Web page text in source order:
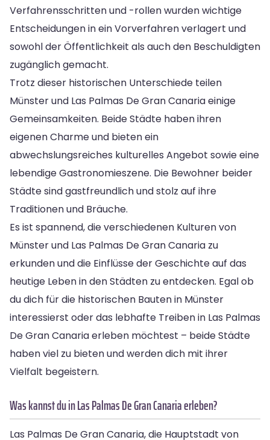
Verfahrensschritten und -rollen wurden wichtige
Entscheidungen in ein Vorverfahren verlagert und
sowohl der Öffentlichkeit als auch den Beschuldigten
zugänglich gemacht.
Trotz dieser historischen Unterschiede teilen
Münster und Las Palmas De Gran Canaria einige
Gemeinsamkeiten. Beide Städte haben ihren
eigenen Charme und bieten ein
abwechslungsreiches kulturelles Angebot sowie eine
lebendige Gastronomieszene. Die Bewohner beider
Städte sind gastfreundlich und stolz auf ihre
Traditionen und Bräuche.
Es ist spannend, die verschiedenen Kulturen von
Münster und Las Palmas De Gran Canaria zu
erkunden und die Einflüsse der Geschichte auf das
heutige Leben in den Städten zu entdecken. Egal ob
du dich für die historischen Bauten in Münster
interessierst oder das lebhafte Treiben in Las Palmas
De Gran Canaria erleben möchtest – beide Städte
haben viel zu bieten und werden dich mit ihrer
Vielfalt begeistern.
Was kannst du in Las Palmas De Gran Canaria erleben?
Las Palmas De Gran Canaria, die Hauptstadt von